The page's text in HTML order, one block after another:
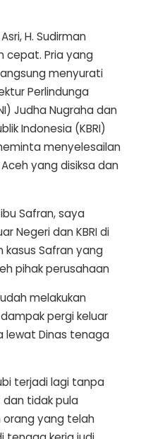
H. Sudirman
cepat. Pria yang
menyurati
Perlindunga
Judha Nugraha dan
Indonesia (KBRI)
menyelesailan
yang disiksa dan
Safran, saya
Negeri dan KBRI di
kasus Safran yang
pihak perusahaan
melakukan
pergi keluar
lewat Dinas tenaga
terjadi lagi tanpa
tidak pula
yang telah